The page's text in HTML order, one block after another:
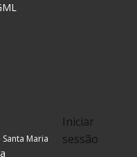
Iniciar
sessão
Maria